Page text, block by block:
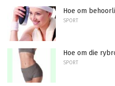
Hoe om
SPORT
Hoe om die
SPORT